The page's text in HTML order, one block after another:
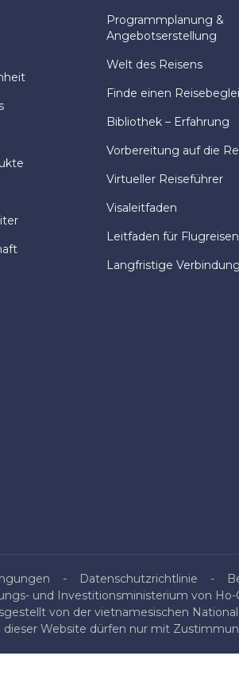
Programmplanung &
Angebotserstellung
Welt des Reisens
Finde einen
Bibliothek – Erfahrung
Vorbereitung auf die
Virtueller Reiseführer
Visaleitfaden
Leitfaden für Flugreisen
Langfristige Verbindung
Datenschutzrichtlinie
und Investitionsministerium von Ho-
von der vietnamesischen
Website dürfen nur mit